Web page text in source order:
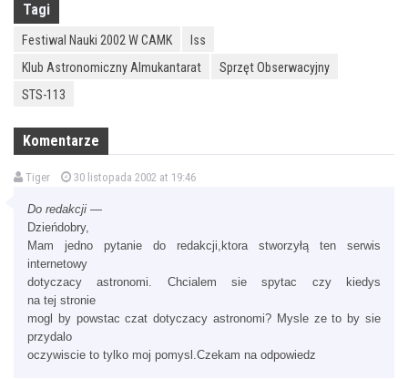
Tagi
Festiwal Nauki 2002 W CAMK
Iss
Klub Astronomiczny Almukantarat
Sprzęt Obserwacyjny
STS-113
Komentarze
Tiger 30 listopada 2002 at 19:46
Do redakcji —
Dzieńdobry,
Mam jedno pytanie do redakcji,ktora stworzyłą ten serwis
internetowy
dotyczacy astronomi. Chcialem sie spytac czy kiedys
na tej stronie
mogl by powstac czat dotyczacy astronomi? Mysle ze to by sie
przydalo
oczywiscie to tylko moj pomysl.Czekam na odpowiedz